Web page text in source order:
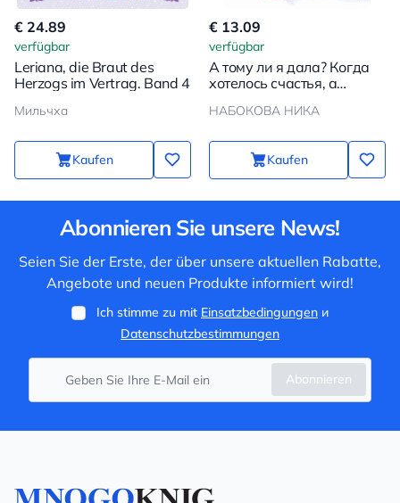
€ 24.89
verfügbar
Leriana, die Braut des
Herzogs im Vertrag. Band 4
Мильчха
Kaufen
€ 13.09
verfügbar
А тому ли я дала? Когда
хотелось счастья, а
НАБОКОВА НИКА
Kaufen
Abonnieren Sie unsere News!
Seien Sie der Erste, der über unsere aktuellen Rabatte,
Angebote und neuen Produkte informiert wird!
Ich stimme zu mit Einsatzbedingungen и
Datenschutzbestimmungen
Abonnieren